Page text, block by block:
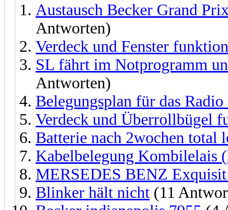
Austausch Becker Grand
Antworten)
Verdeck und Fenster
SL fährt im Notprogramm
Antworten)
Belegungsplan für das
Verdeck und Überrollbügel
Batterie nach 2wochen total
Kabelbelegung Kombilelais
MERSEDES BENZ Exquisit
Blinker hält nicht (11